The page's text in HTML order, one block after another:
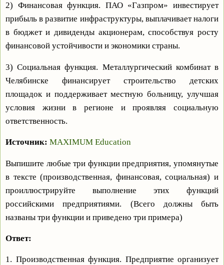
2) Финансовая функция. ПАО «Газпром» инвестирует
прибыль в развитие инфраструктуры, выплачивает налоги
в бюджет и дивиденды акционерам, способствуя росту
финансовой устойчивости и экономики страны.
3) Социальная функция. Металлургический комбинат в
Челябинске финансирует строительство детских
площадок и поддерживает местную больницу, улучшая
условия жизни в регионе и проявляя социальную
ответственность.
Источник: MAXIMUM Education
Выпишите любые три функции предприятия, упомянутые
в тексте (производственная, финансовая, социальная) и
проиллюстрируйте выполнение этих функций
российскими предприятиями. (Всего должны быть
названы три функции и приведено три примера)
Ответ:
1. Производственная функция. Предприятие организует